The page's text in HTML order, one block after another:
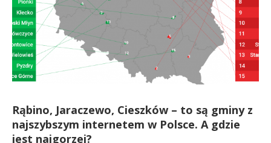
Rąbino, Jaraczewo, Cieszków – to są gminy z
najszybszym internetem w Polsce. A gdzie
jest najgorzej?